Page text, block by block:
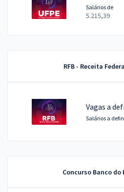
Salários de
5.215,39
RFB - Receita
Vagas a
Salários a
Concurso Banco do